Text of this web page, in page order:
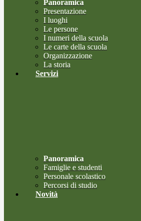
Panoramica
Presentazione
I luoghi
Le persone
I numeri della scuola
Le carte della scuola
Organizzazione
La storia
Servizi
Panoramica
Famiglie e studenti
Personale scolastico
Percorsi di studio
Novità